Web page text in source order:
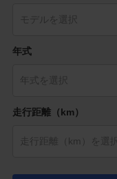
年式
走行距離（km）